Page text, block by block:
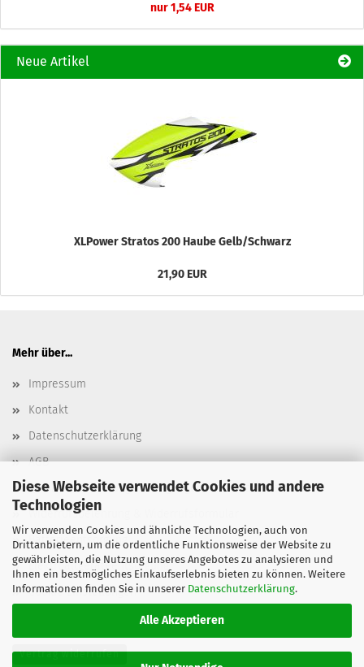
Diese Webseite verwendet Cookies und andere
Technologien
Wir verwenden Cookies und ähnliche Technologien, auch von
Drittanbietern, um die ordentliche Funktionsweise der Website zu
gewährleisten, die Nutzung unseres Angebotes zu analysieren und
Ihnen ein bestmögliches Einkaufserlebnis bieten zu können. Weitere
Informationen finden Sie in unserer Datenschutzerklärung.
Alle Akzeptieren
nur 1,54 EUR
Neue Artikel
XLPower Stratos 200 Haube Gelb/Schwarz
21,90 EUR
Mehr über...
Impressum
Kontakt
Datenschutzerklärung
AGB
Versand- & Zahlungsbedingungen, Versandkosten
Widerrufsbelehrung & Widerrufsformular
Batterieentsorgung
Elektroaltgeräteentsorgung
Cookie Einstellungen
Vertrag widerrufen